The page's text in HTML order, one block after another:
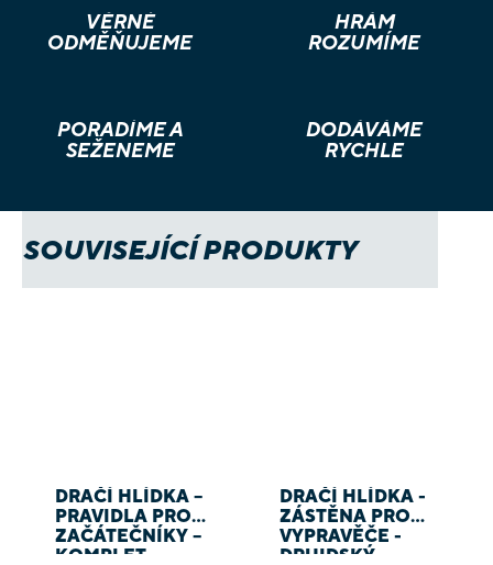
VĚRNÉ
ODMĚŇUJEME
HRÁM
ROZUMÍME
PORADÍME A
SEŽENEME
DODÁVÁME
RYCHLE
SOUVISEJÍCÍ PRODUKTY
DRAČÍ HLÍDKA –
PRAVIDLA PRO
ZAČÁTEČNÍKY –
KOMPLET
DRAČÍ HLÍDKA -
ZÁSTĚNA PRO
VYPRAVĚČE -
DRUIDSKÝ